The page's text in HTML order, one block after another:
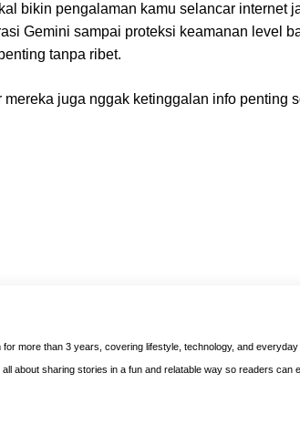
bikin pengalaman kamu selancar internet
Gemini sampai proteksi keamanan level
tanpa ribet.
juga nggak ketinggalan info penting
for more than 3 years, covering lifestyle, technology, and
about sharing stories in a fun and relatable way so readers can